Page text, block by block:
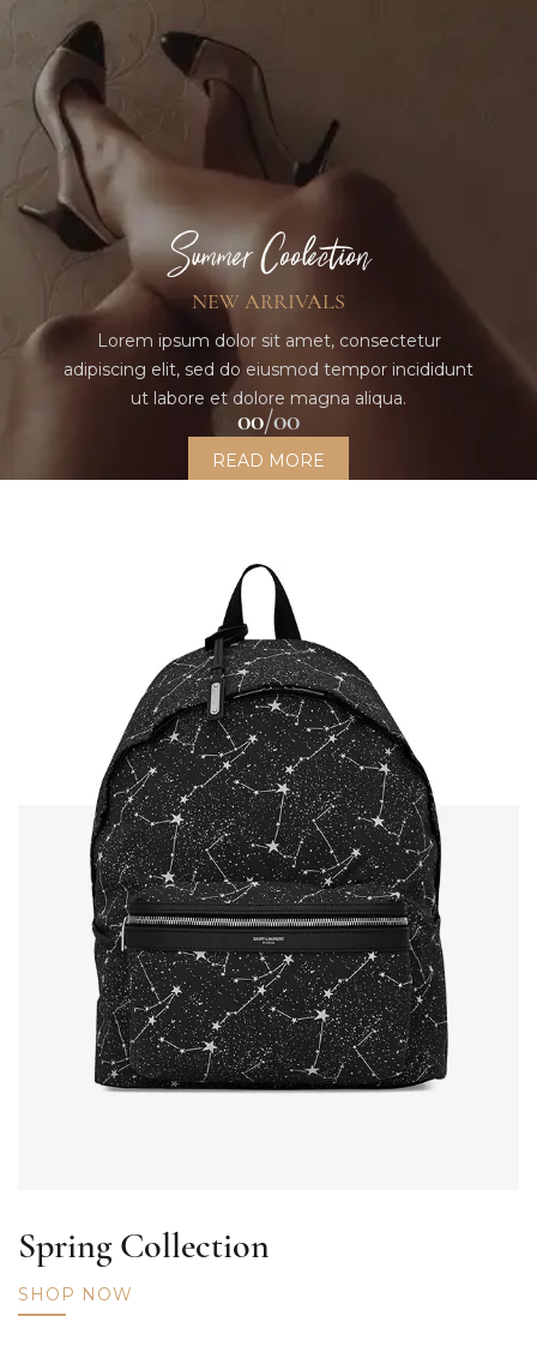
Summer Coolection
NEW ARRIVALS
Lorem ipsum dolor sit amet, consectetur
adipiscing elit, sed do eiusmod tempor incididunt
ut labore et dolore magna aliqua.
READ MORE
00 00
Spring Collection
SHOP NOW